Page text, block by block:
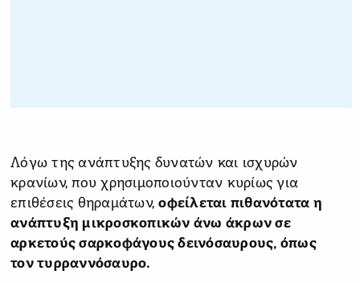
Λόγω της ανάπτυξης δυνατών και ισχυρών
κρανίων, που χρησιμοποιούνταν κυρίως για
επιθέσεις θηραμάτων,οφείλεται πιθανότατα η
ανάπτυξη μικροσκοπικών άνω άκρων σε
αρκετούς σαρκοφάγους δεινόσαυρους, όπως
τον τυρραννόσαυρο.